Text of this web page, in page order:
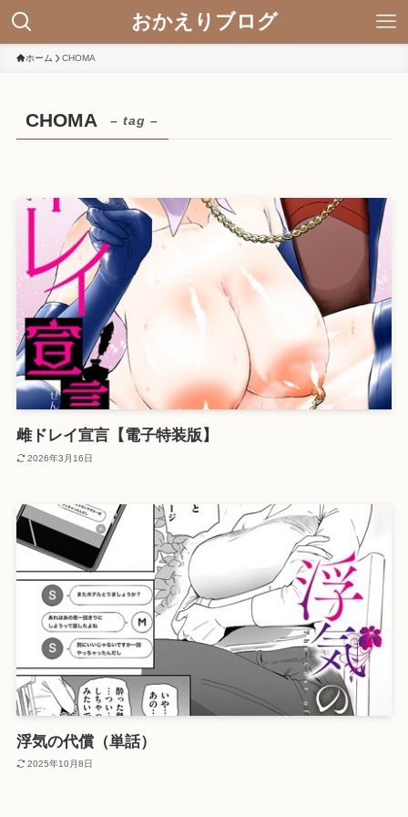
おかえりブログ
ホーム CHOMA
CHOMA – tag –
雌ドレイ宣言【電子特装版】
2026年3月16日
浮気の代償（単話）
2025年10月8日